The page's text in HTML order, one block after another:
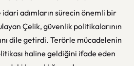
adımların sürecin önemli bir
Çelik, güvenlik politikalarının
dile getirdi. Terörle mücadelenin
haline geldiğini ifade eden